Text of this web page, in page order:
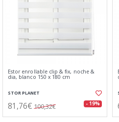
Estor enrollable clip & fix, noche &
dia, blanco 150 x 180 cm
STOR PLANET
81,76€ 100,32€ - 19%